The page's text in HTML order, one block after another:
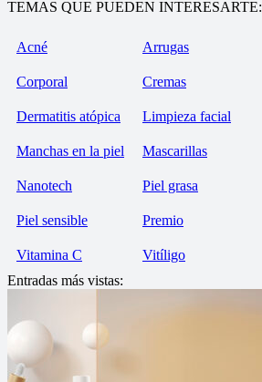
TEMAS QUE PUEDEN INTERESARTE:
Acné Arrugas
Corporal Cremas
Dermatitis atópica Limpieza facial
Manchas en la piel Mascarillas
Nanotech Piel grasa
Piel sensible Premio
Vitamina C
Vitíligo
Entradas más vistas: